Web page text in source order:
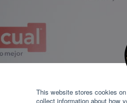
This website stores cookies
collect information about how